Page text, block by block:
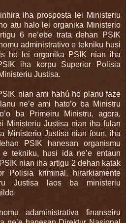
iha prosposta lei Ministeriu
atu halo lei organika Ministerio
6 ne’ebe trata dehan PSIK
administrativo e tekniku husi
ho lei organika PSIK nian iha
iha korpu Superior Polisia
Justisa.
nian ami hahú ho planu faze
ne’e ami hato’o ba Ministru
ba Primeiru Ministru, agora,
Ministeriu Justisa nian iha fulan
Ministerio Justisa nian foun, iha
PSIK hanesan organismu
e tekniku, husi ida ne’e entaun
nian iha artigu 2 dehan katak
Polisia kriminal, hirarkiamente
Justisa laos ba ministeriu
adaministrativa finanseiru